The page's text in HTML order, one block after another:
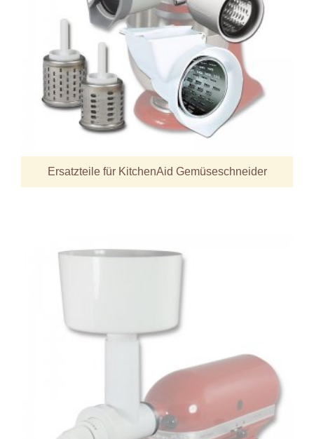
Ersatzteile für KitchenAid Gemüseschneider